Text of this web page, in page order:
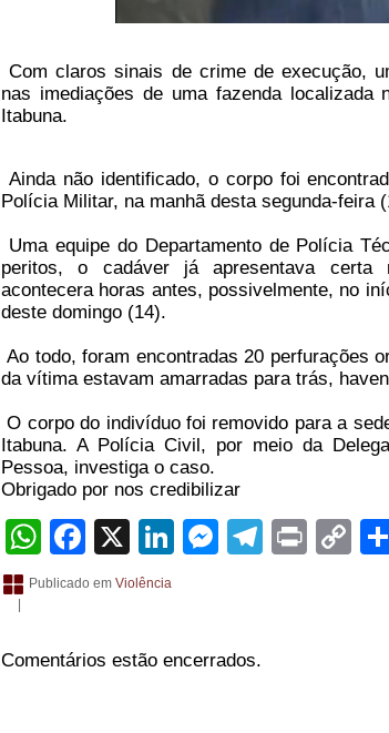
Com claros sinais de crime de execução,
nas imediações de uma fazenda localizada
Itabuna.
Ainda não identificado, o corpo foi
Polícia Militar, na manhã desta segunda-feira
Uma equipe do Departamento de Polícia
peritos, o cadáver já apresentava certa
acontecera horas antes, possivelmente, no
deste domingo (14).
Ao todo, foram encontradas 20 perfurações
da vítima estavam amarradas para trás,
O corpo do indivíduo foi removido para a
Itabuna. A Polícia Civil, por meio da
Pessoa, investiga o caso.
Obrigado por nos credibilizar
WhatsApp
Facebook
X LinkedIn
Messenger
Telegram
Print
Publicado em Violência
Comentários estão encerrados.